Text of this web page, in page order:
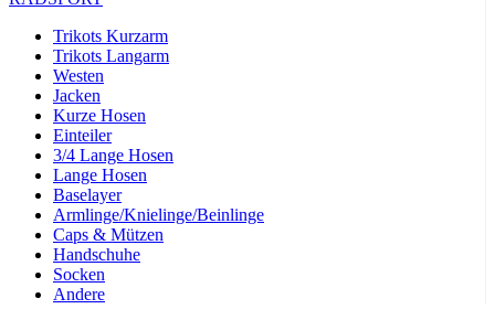
Trikots Kurzarm
Trikots Langarm
Westen
Jacken
Kurze Hosen
Einteiler
3/4 Lange Hosen
Lange Hosen
Baselayer
Armlinge/Knielinge/Beinlinge
Caps & Mützen
Handschuhe
Socken
Andere